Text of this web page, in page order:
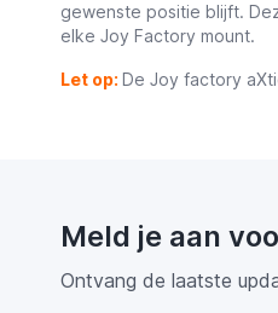
gewenste positie blijft.
elke Joy Factory mount.
Let op: De Joy factory
Meld je aan
Ontvang de laatste